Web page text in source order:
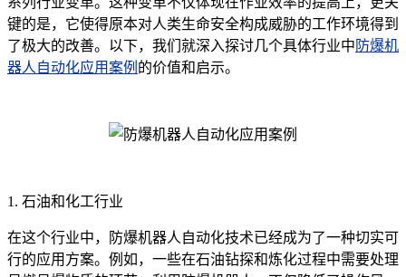
键的是，它使得原本对人类生命安全构成威胁的工作环境得到
了极大的改善。以下，我们就深入探讨几个具体行业中 防爆机
器人自动化应用案例 的价值和启示。
1. 石油和化工行业
在这个行业中，防爆机器人自动化技术已经成为了一种切实可
行的应用方案。例如，一些在石油钻探和炼化过程中需要处理